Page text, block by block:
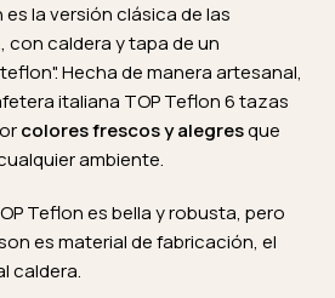
la versión clásica de las
con caldera y tapa de un
Hecha de manera artesanal,
italiana TOP Teflon 6 tazas
colores frescos y alegresque
ambiente.
Teflon es bella y robusta, pero
es material de fabricación, el
caldera.